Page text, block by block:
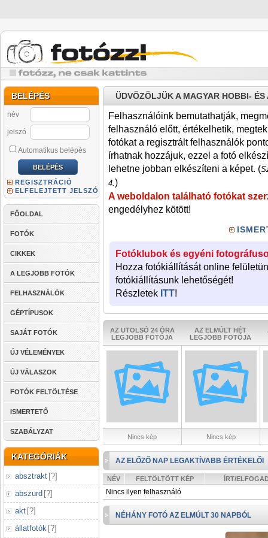
BELÉPÉS
név
jelszó
Automatikus belépés
REGISZTRÁCIÓ
ELFELEJTETT JELSZÓ
FŐOLDAL
FOTÓK
CIKKEK
A LEGJOBB FOTÓK
FELHASZNÁLÓK
GÉPTÍPUSOK
SAJÁT FOTÓK
ÚJ VÉLEMÉNYEK
ÚJ VÁLASZOK
FOTÓK FELTÖLTÉSE
ISMERTETŐ
SZABÁLYZAT
KATEGÓRIÁK
absztrakt [?]
abszurd [?]
akt [?]
állatfotók [?]
ÜDVÖZÖLJÜK A MAGYAR HOBBI-
Felhasználóink bemutathatják,
felhasználó előtt, értékelhetik,
fotókat a regisztrált felhasználók
írhatnak hozzájuk, ezzel a fotó
lehetne jobban elkészíteni a képet. (
4.)
A weboldalon található fotókat
engedélyhez kötött!
Fotóklubok és egyéni
Hozza fotókiállítását online
fotókiállításunk lehetőségét!
Részletek ITT!
AZ UTOLSÓ 24 ÓRA
LEGJOBB FOTÓJA
AZ ELMÚLT HÉT
LEGJOBB FOTÓJA
Nincs kép Nincs kép
AZ ELŐZŐ NAP LEGAKTÍVABB ÉRTÉKELŐI
NÉV FELTÖLTÖTT KÉP ÍRT/
Nincs ilyen felhasználó
NÉHÁNY FOTÓ AZ ELMÚLT 30 NAPBÓL